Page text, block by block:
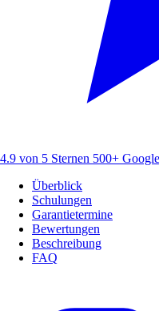
4.9 von 5 Sternen 500+
Überblick
Schulungen
Garantietermine
Bewertungen
Beschreibung
FAQ